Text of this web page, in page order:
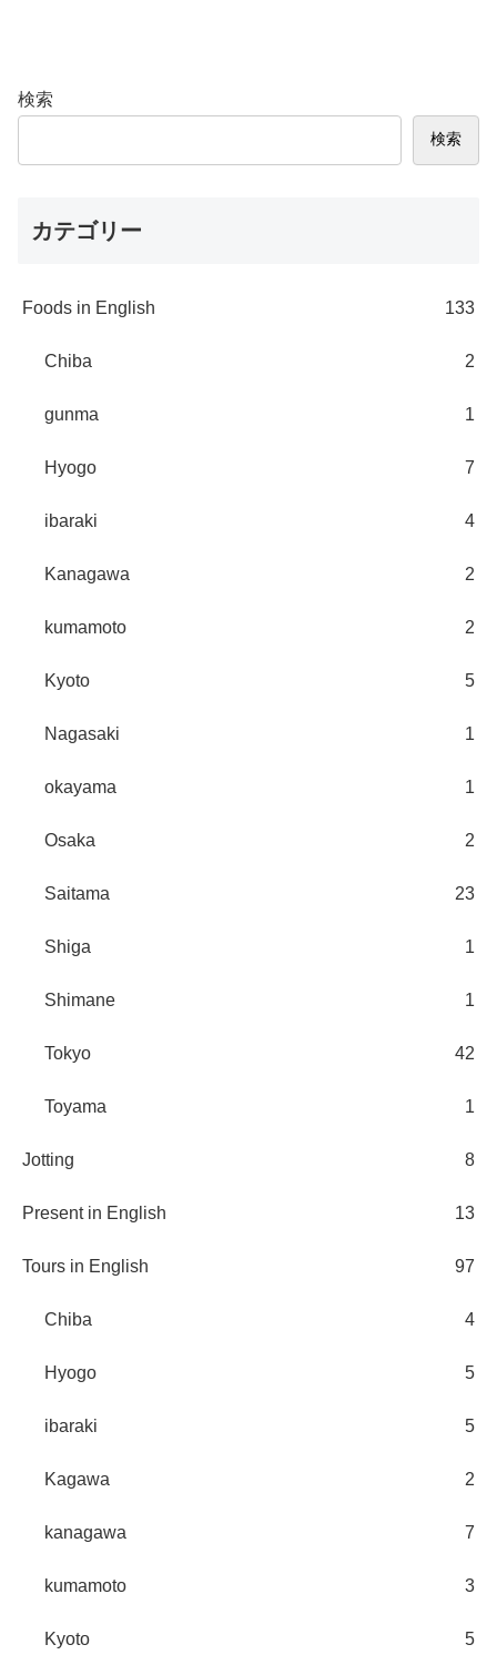
検索
検索
カテゴリー
Foods in English 133
Chiba 2
gunma 1
Hyogo 7
ibaraki 4
Kanagawa 2
kumamoto 2
Kyoto 5
Nagasaki 1
okayama 1
Osaka 2
Saitama 23
Shiga 1
Shimane 1
Tokyo 42
Toyama 1
Jotting 8
Present in English 13
Tours in English 97
Chiba 4
Hyogo 5
ibaraki 5
Kagawa 2
kanagawa 7
kumamoto 3
Kyoto 5